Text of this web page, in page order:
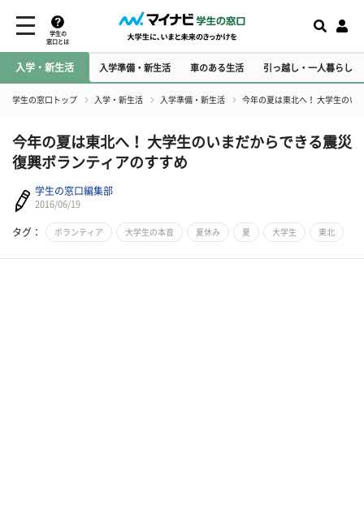
学生の
窓口とは
入学・新生活 入学準備・新生活 車のある生活 引っ越し・一人暮らし
学生の窓口トップ 入学・新生活 入学準備・新生活 今年の夏は東北へ！ 大学生のい
今年の夏は東北へ！ 大学生のいまだからできる震災
復興ボランティアのすすめ
学生の窓口編集部
2016/06/19
タグ： ボランティア 大学生の本音 夏休み 夏 大学生 東北